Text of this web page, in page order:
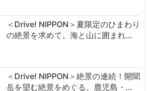
＜Drive! NIPPON＞夏限定のひまわり
の絶景を求めて。海と山に囲まれ…
＜Drive! NIPPON＞絶景の連続！開聞
岳を望む絶景をめぐる。鹿児島・…